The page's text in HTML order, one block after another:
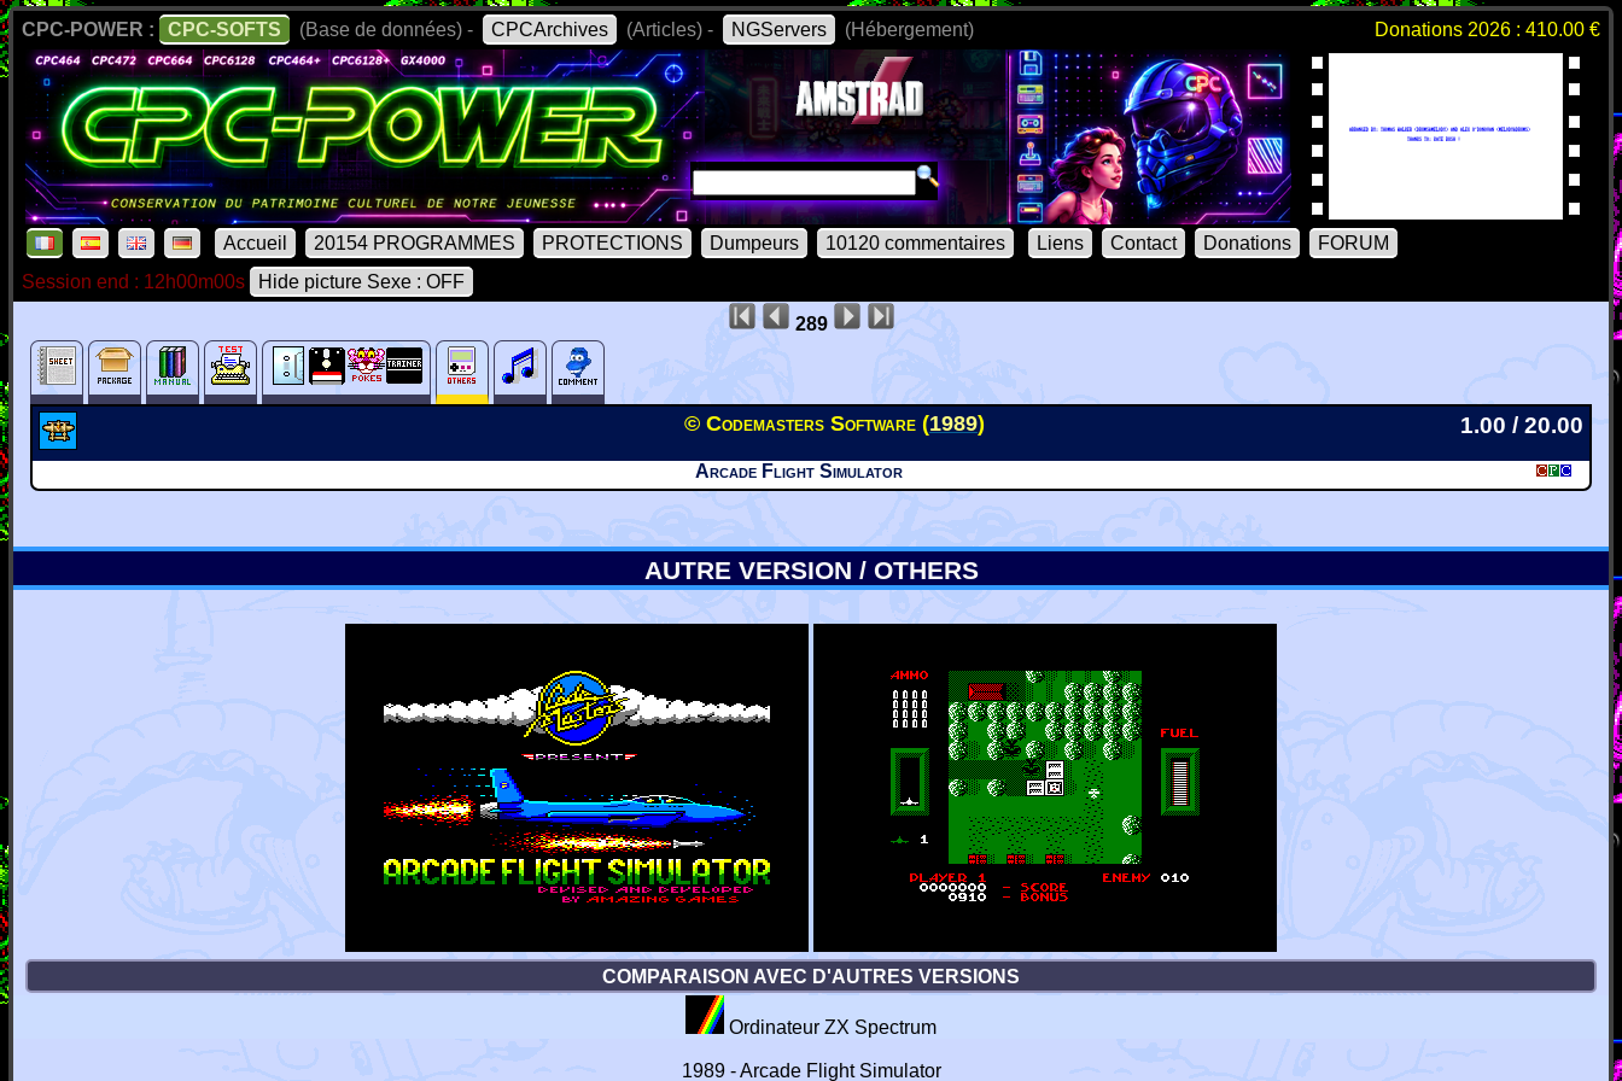
CPC-POWER : CPC-SOFTS (Base de données) - CPCArchives (Articles) - NGServers (Hébergement) Donations 2026 : 410.00 €
Accueil 20154 PROGRAMMES PROTECTIONS Dumpeurs 10120 commentaires Liens Contact Donations
FORUM
Session end : 12h00m00s
Hide picture Sexe : OFF
289
© Codemasters Software (1989) 1.00 / 20.00
Arcade Flight Simulator
AUTRE VERSION / OTHERS
COMPARAISON AVEC D'AUTRES VERSIONS
Ordinateur ZX Spectrum
1989 - Arcade Flight Simulator